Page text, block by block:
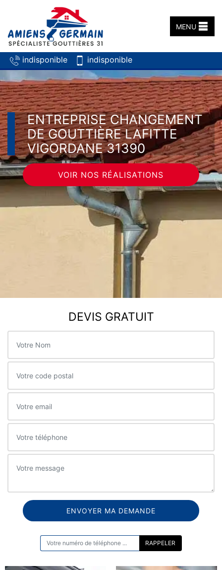
indisponible indisponible
MENU
ENTREPRISE CHANGEMENT
DE GOUTTIÈRE LAFITTE
VIGORDANE 31390
VOIR NOS RÉALISATIONS
DEVIS GRATUIT